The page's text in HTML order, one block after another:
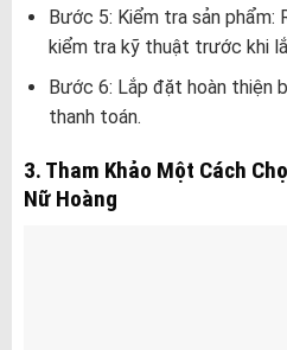
Bước 5: Kiểm tra sản phẩm:
kiểm tra kỹ thuật trước khi
Bước 6: Lắp đặt hoàn thiện
thanh toán.
3. Tham Khảo Một Cách
Nữ Hoàng